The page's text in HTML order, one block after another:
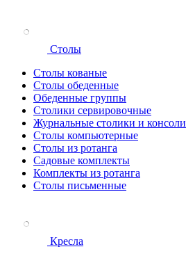
Столы
Столы кованые
Столы обеденные
Обеденные группы
Столики сервировочные
Журнальные столики и консоли
Столы компьютерные
Столы из ротанга
Садовые комплекты
Комплекты из ротанга
Столы письменные
Кресла